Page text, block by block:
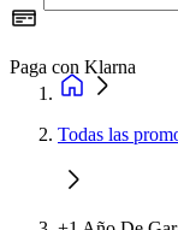
Paga con Klarna
Todas las